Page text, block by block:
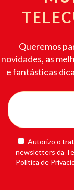
Queremos
novidades, as
e fantásticas
Autorizo o
newsletters da
Política de